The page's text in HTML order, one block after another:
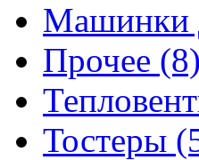
Машинки
Прочее (8)
Тостеры